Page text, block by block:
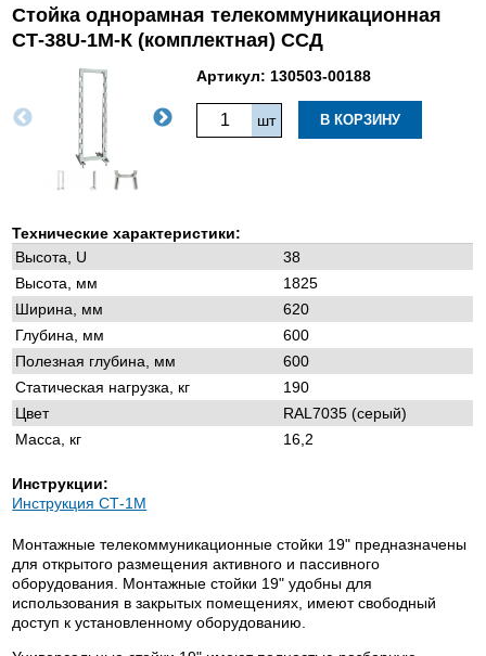
Стойка однорамная телекоммуникационная
СТ-38U-1М-К (комплектная) ССД
Артикул: 130503-00188
Технические характеристики:
Высота, U
38
Высота, мм
1825
Ширина, мм
620
Глубина, мм
600
Полезная глубина, мм
600
Статическая нагрузка, кг
190
Цвет
RAL7035 (серый)
Масса, кг
16,2
Инструкции:
Инструкция СТ-1М
Монтажные телекоммуникационные стойки 19" предназначены
для открытого размещения активного и пассивного
оборудования. Монтажные стойки 19" удобны для
использования в закрытых помещениях, имеют свободный
доступ к установленному оборудованию.